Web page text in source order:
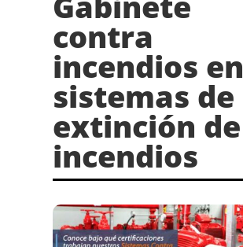
contra
incendios en
sistemas de
extinción de
incendios